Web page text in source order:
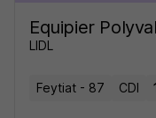
Equipier
LIDL
Feytiat - 87 CDI